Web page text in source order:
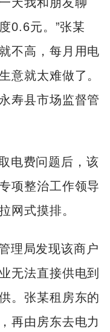
0.6元。”张某
不高，每月用电
意就太难做了。
寿县市场监督管
电费问题后，该
项整治工作领导
网式摸排。
理局发现该商户
无法直接供电到
。张某租房东的
再由房东去电力